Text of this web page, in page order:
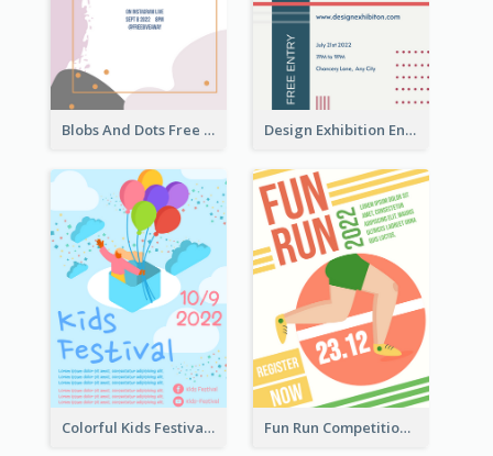
Blobs And Dots Free Giveaway Flyer Design Exhibition Entry Flyer
Colorful Kids Festival Flyer Fun Run Competition Flyer